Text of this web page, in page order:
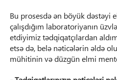
Bu prosesdə ən böyük dəstəyi
çalışdığım laboratoriyanın
etdiyimiz tədqiqatçılardan
etsə də, belə nəticələrin əldə
mühitinin və düzgün elmi